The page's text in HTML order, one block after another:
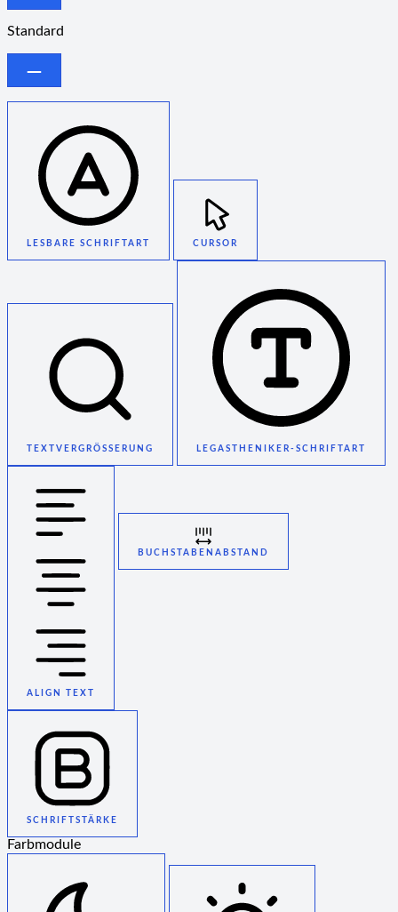
Standard
LESBARE SCHRIFTART CURSOR
TEXTVERGRÖSSERUNG LEGASTHENIKER-SCHRIFTART
ALIGN TEXT
BUCHSTABENABSTAND
SCHRIFTSTÄRKE
Farbmodule